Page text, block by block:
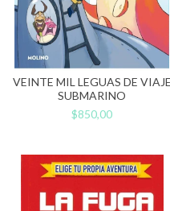
VEINTE MIL LEGUAS DE VIAJE
SUBMARINO
$850,00